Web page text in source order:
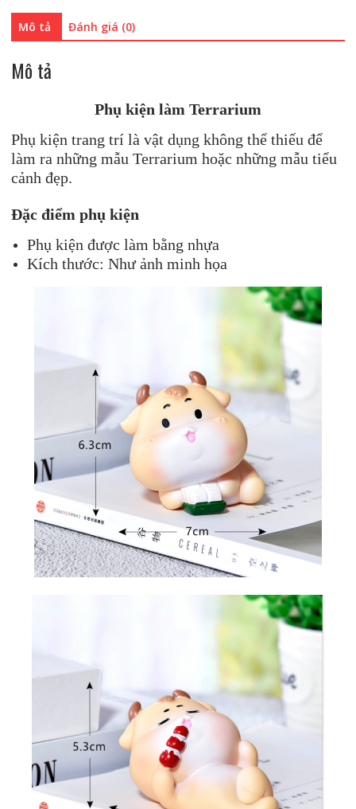
Mô tả Đánh giá (0)
Mô tả
Phụ kiện làm Terrarium
Phụ kiện trang trí là vật dụng không thể thiếu để
làm ra những mẫu Terrarium hoặc những mẫu tiểu
cảnh đẹp.
Đặc điểm phụ kiện
Phụ kiện được làm bằng nhựa
Kích thước: Như ảnh minh họa